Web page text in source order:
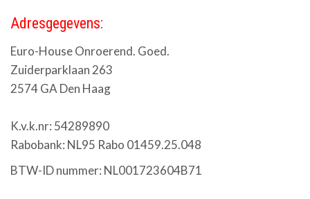
Adresgegevens:
Euro-House Onroerend. Goed.
Zuiderparklaan 263
2574 GA Den Haag
K.v.k.nr: 54289890
Rabobank: NL95 Rabo 01459.25.048
BTW-ID nummer: NL001723604B71